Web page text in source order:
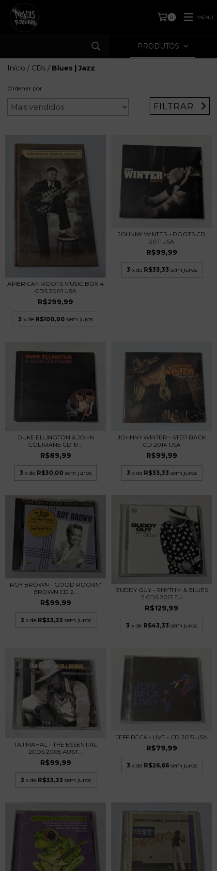
0 MENU
PRODUTOS
Início / CDs / Blues | Jazz
Ordenar por
FILTRAR
AMERICAN ROOTS MUSIC BOX 4
CDS 2001 USA
R$299,99
3 x de R$100,00 sem juros
JOHNNY WINTER - ROOTS CD
2011 USA
R$99,99
3 x de R$33,33 sem juros
DUKE ELLINGTON & JOHN
COLTRANE CD 19...
R$89,99
3 x de R$30,00 sem juros
JOHNNY WINTER - STEP BACK
CD 2014 USA
R$99,99
3 x de R$33,33 sem juros
ROY BROWN - GOOD ROCKIN'
BROWN CD 2...
R$99,99
3 x de R$33,33 sem juros
BUDDY GUY - RHYTHM & BLUES
2 CDS 2013 EU
R$129,99
3 x de R$43,33 sem juros
TAJ MAHAL - THE ESSENTIAL
2CDS 2005 AUST...
R$99,99
3 x de R$33,33 sem juros
JEFF BECK - LIVE - CD 2015 USA
R$79,99
3 x de R$26,66 sem juros